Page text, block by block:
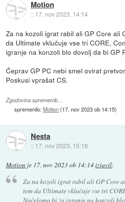
Motion
:: 17. nov 2023, 14:14
Za na kozoli igrat rabil ali GP Core ali
da Ultimate vklučuje vse tri CORE,
igranje na konzoli blo dovolj da bi GP
Ćeprav GP PC nebi smel ovirat
Poskusi vprašat CS.
Zgodovina sprememb…
spremenilo:Motion(17. nov 2023 ob 14:15)
Nesta
:: 17. nov 2023, 15:18
Motion je 17. nov 2023 ob 14:14izjavil:
Za na kozoli igrat rabil ali GP Core
tem da Ultimate vklučuje vse tri
Načeloma bi za igranje na konzoli